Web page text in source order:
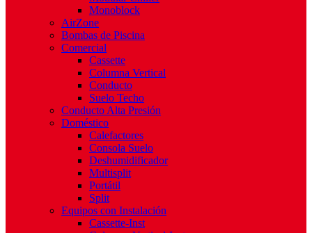
Monoblock
AirZone
Bombas de Piscina
Comercial
Cassette
Columna Vertical
Conducto
Suelo Techo
Conducto Alta Presión
Doméstico
Calefactores
Consola Suelo
Deshumidificador
Multisplit
Portátil
Split
Equipos con Instalación
Cassette-Inst